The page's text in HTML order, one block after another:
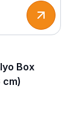
Box
cm)